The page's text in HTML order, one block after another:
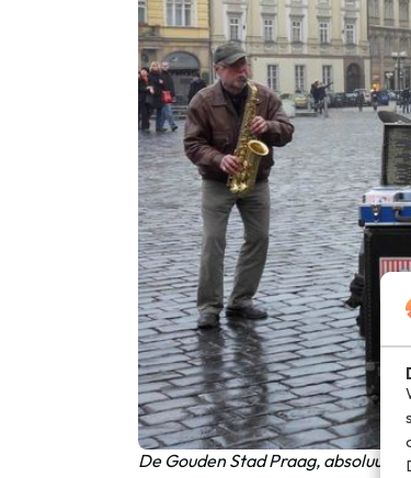
De Gouden Stad Praag, absoluut